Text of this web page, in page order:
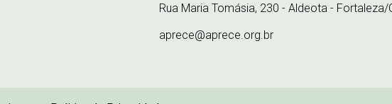
Rua Maria Tomásia, 230 - Aldeota - Fortaleza/
aprece@aprece.org.br